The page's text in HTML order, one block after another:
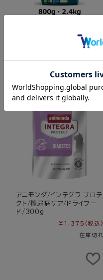
(税込)
アニモンダ/インテグラ プロテ
クト/糖尿病ケア/ドライフー
ド/300g
¥1,375 (税込)
在庫切れ